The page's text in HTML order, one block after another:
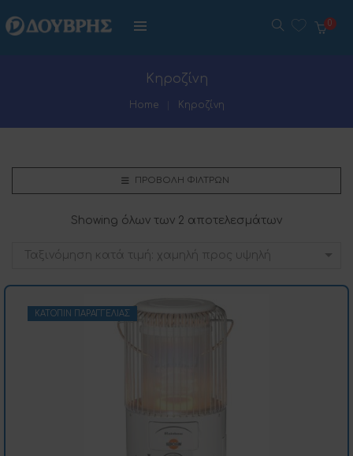
Κηροζίνη
Home Κηροζίνη
ΠΡΟΒΟΛΉ ΦΊΛΤΡΩΝ
Showing όλων των 2 αποτελεσμάτων
Ταξινόμηση κατά τιμή: χαμηλή προς υψηλή
ΚΑΤΌΠΙΝ ΠΑΡΑΓΓΕΛΊΑΣ